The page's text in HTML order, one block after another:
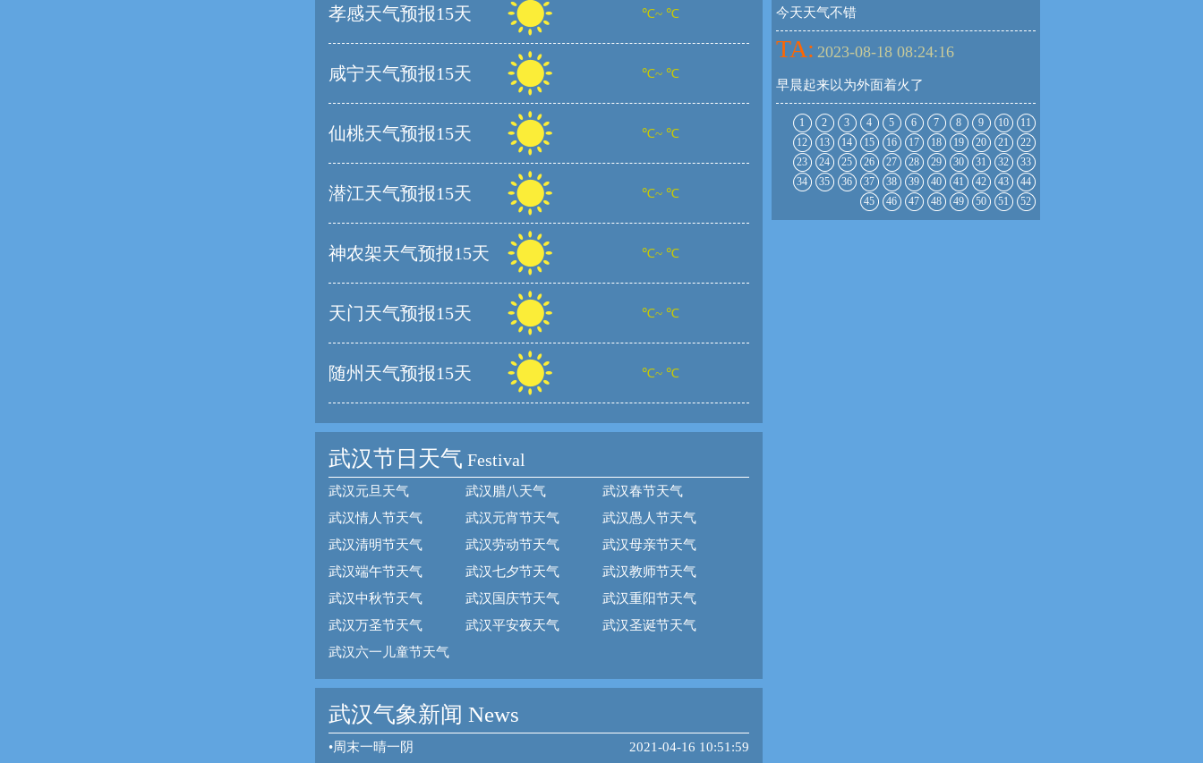
孝感天气预报15天 ℃~ ℃
咸宁天气预报15天 ℃~ ℃
仙桃天气预报15天 ℃~ ℃
潜江天气预报15天 ℃~ ℃
神农架天气预报15天 ℃~ ℃
天门天气预报15天 ℃~ ℃
随州天气预报15天 ℃~ ℃
武汉节日天气 Festival
武汉元旦天气 武汉腊八天气
武汉春节天气
武汉情人节天气
武汉元宵节天气
武汉愚人节天气
武汉清明节天气
武汉劳动节天气
武汉母亲节天气
武汉端午节天气
武汉七夕节天气
武汉教师节天气
武汉中秋节天气
武汉国庆节天气
武汉重阳节天气
武汉万圣节天气
武汉平安夜天气
武汉圣诞节天气
武汉六一儿童节天气
武汉气象新闻 News
•周末一晴一阴 2021-04-16 10:51:59
今天天气不错
TA: 2023-08-18 08:24:16
早晨起来以为外面着火了
1 2 3 4 5 6 7 8 9 10
11
12
13 14 15 16 17 18 19 20 21
22
23
24 25 26 27 28 29 30 31 32
33
34
35 36 37 38 39 40 41 42 43
44
45
46 47 48 49 50 51 52